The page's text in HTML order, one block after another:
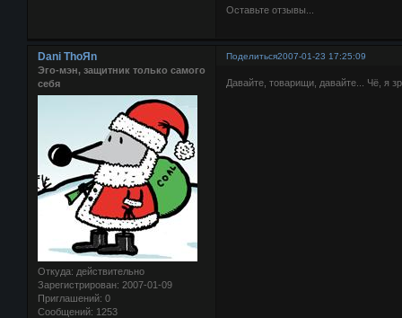
Оставьте отзывы...
Поделиться2007-01-23 17:25:09
Dani ThoЯn
Эго-мэн, защитник только самого
себя
Откуда: действительно
Зарегистрирован: 2007-01-09
Приглашений: 0
Сообщений: 1253
Давайте, товарищи, давайте... Чё, я